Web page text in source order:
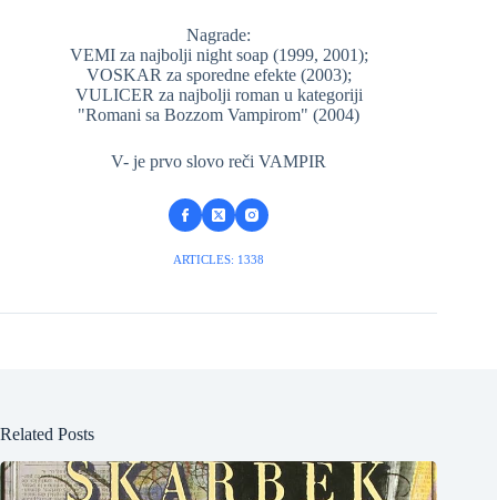
Nagrade:
VEMI za najbolji night soap (1999, 2001);
VOSKAR za sporedne efekte (2003);
VULICER za najbolji roman u kategoriji
"Romani sa Bozzom Vampirom" (2004)
V- je prvo slovo reči VAMPIR
ARTICLES: 1338
Related Posts